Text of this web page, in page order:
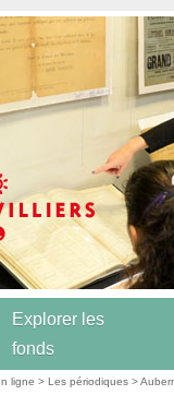
Explorer les
fonds
ligne >Les périodiques >